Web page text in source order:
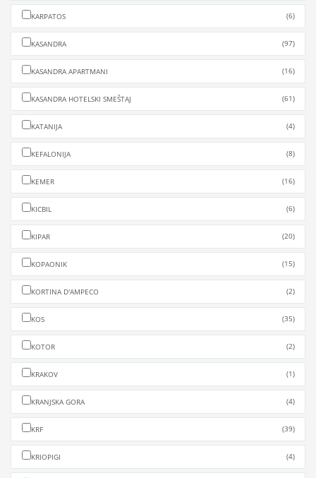
KARPATOS (6)
KASANDRA (97)
KASANDRA APARTMANI (16)
KASANDRA HOTELSKI SMEŠTAJ (61)
KATANIJA (4)
KEFALONIJA (8)
KEMER (16)
KICBIL (6)
KIPAR (20)
KOPAONIK (15)
KORTINA D'AMPECO (2)
KOS (35)
KOTOR (2)
KRAKOV (1)
KRANJSKA GORA (4)
KRF (39)
KRIOPIGI (4)